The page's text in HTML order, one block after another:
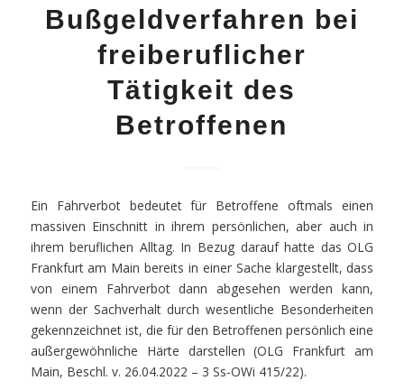
Bußgeldverfahren bei
freiberuflicher
Tätigkeit des
Betroffenen
Ein Fahrverbot bedeutet für Betroffene oftmals einen
massiven Einschnitt in ihrem persönlichen, aber auch in
ihrem beruflichen Alltag. In Bezug darauf hatte das OLG
Frankfurt am Main bereits in einer Sache klargestellt, dass
von einem Fahrverbot dann abgesehen werden kann,
wenn der Sachverhalt durch wesentliche Besonderheiten
gekennzeichnet ist, die für den Betroffenen persönlich eine
außergewöhnliche Härte darstellen (OLG Frankfurt am
Main, Beschl. v. 26.04.2022 – 3 Ss-OWi 415/22).